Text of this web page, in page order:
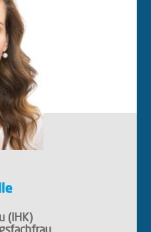
(IHK)